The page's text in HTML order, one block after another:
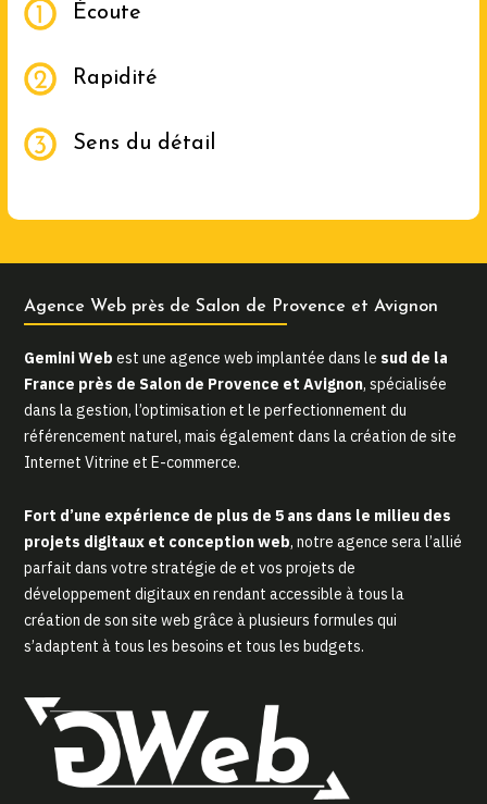
Écoute
Rapidité
Sens du détail
Agence Web près de Salon de Provence et Avignon
Gemini Web est une agence web implantée dans le sud de la
France près de Salon de Provence et Avignon, spécialisée
dans la gestion, l’optimisation et le perfectionnement du
référencement naturel, mais également dans la création de site
Internet Vitrine et E-commerce.
Fort d’une expérience de plus de 5 ans dans le milieu des
projets digitaux et conception web, notre agence sera l’allié
parfait dans votre stratégie de et vos projets de
développement digitaux en rendant accessible à tous la
création de son site web grâce à plusieurs formules qui
s’adaptent à tous les besoins et tous les budgets.